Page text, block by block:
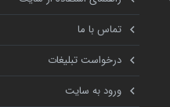
تماس با ما
درخواست تبلیغات
ورود به سایت